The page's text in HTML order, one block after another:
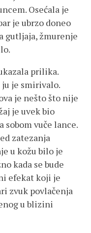
Osećala je
je ubrzo doneo
gutljaja, žmurenje
prilika.
je smirivalo.
je nešto što nije
je uvek bio
sobom vuče lance.
zatezanja
u kožu bilo je
kada se bude
efekat koji je
zvuk povlačenja
u blizini